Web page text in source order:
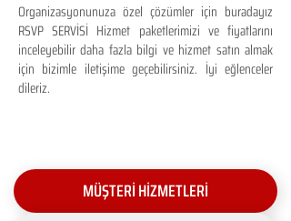
Organizasyonunuza özel çözümler için buradayız
RSVP SERVİSİ Hizmet paketlerimizi ve fiyatlarını
inceleyebilir daha fazla bilgi ve hizmet satın almak
için bizimle iletişime geçebilirsiniz. İyi eğlenceler
dileriz.
MÜŞTERİ HİZMETLERİ